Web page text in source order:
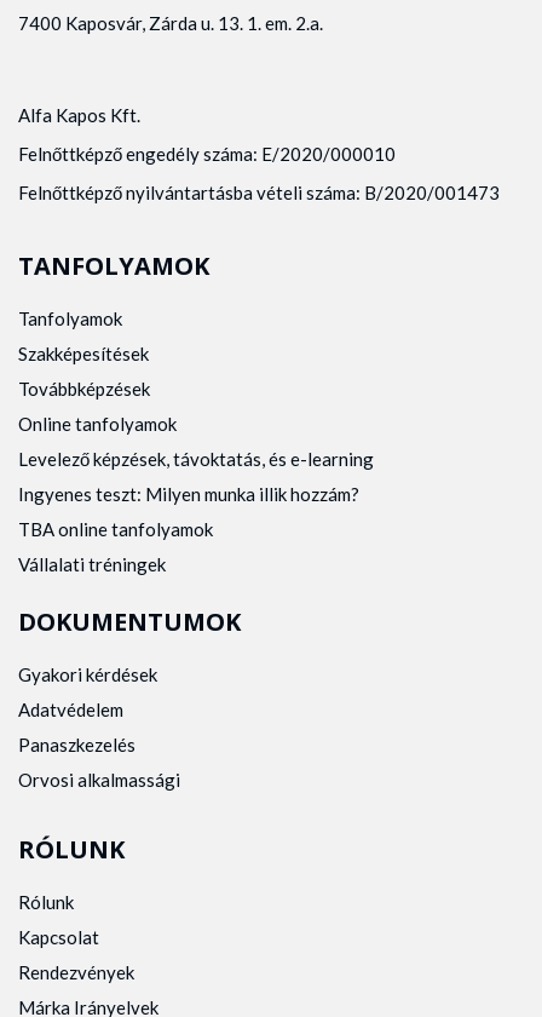
7400 Kaposvár, Zárda u. 13. 1. em. 2.a.
Alfa Kapos Kft.
Felnőttképző engedély száma: E/2020/000010
Felnőttképző nyilvántartásba vételi száma: B/2020/001473
TANFOLYAMOK
Tanfolyamok
Szakképesítések
Továbbképzések
Online tanfolyamok
Levelező képzések, távoktatás, és e-learning
Ingyenes teszt: Milyen munka illik hozzám?
TBA online tanfolyamok
Vállalati tréningek
DOKUMENTUMOK
Gyakori kérdések
Adatvédelem
Panaszkezelés
Orvosi alkalmassági
RÓLUNK
Rólunk
Kapcsolat
Rendezvények
Márka Irányelvek